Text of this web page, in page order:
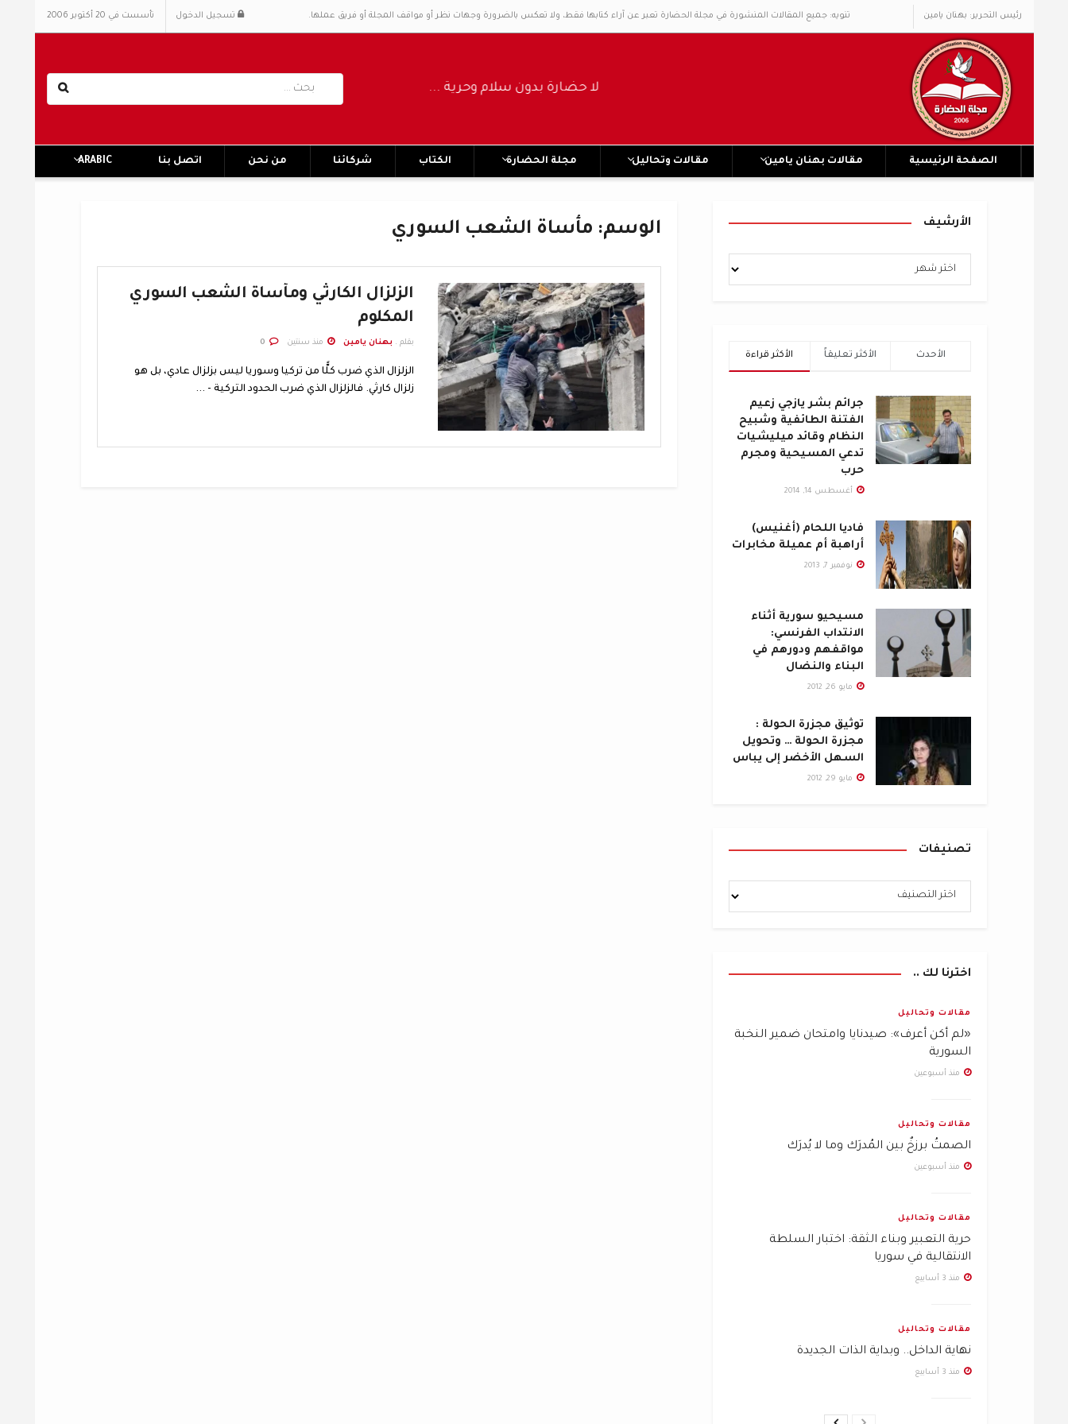
رئيس التحرير: بهنان يامين تنويه: جميع المقالات المنشورة في مجلة الحضارة تعبر عن آراء كتابها فقط، ولا تعكس بالضرورة وجهات نظر أو مواقف المجلة أو فريق عملها. تسجيل الدخول تأسست في 20 أكتوبر 2006
لا حضارة بدون سلام وحرية ..... No civilization without peace and freedom
الصفحة الرئيسية مقالات بهنان يامين مقالات وتحاليل مجلة الحضارة الكتاب شركائنا من نحن اتصل بنا ARABIC
الوسم: مأساة الشعب السوري
الزلزال الكارثي ومأساة الشعب السوري
المكلوم
بقلم . بهنان يامين منذ سنتين
الزلزال الذي ضرب كلًّا من تركيا وسوريا ليس بزلزال عادي، بل هو
زلزال كارثي. فالزلزال الذي ضرب الحدود التركية - ...
الأرشيف
الأكثر قراءة الأكثر تعليقاً الأحدث
جرائم بشر يازجي زعيم
الفتنة الطائفية وشبيح
النظام وقائد ميليشيات
تدعي المسيحية ومجرم
حرب
أغسطس 14, 2014
فاديا اللحام (أغنيس)
أراهبة أم عميلة مخابرات
نوفمبر 7, 2013
مسيحيو سورية أثناء
الانتداب الفرنسي:
مواقفهم ودورهم في
البناء والنضال
مايو 26, 2012
توثيق مجزرة الحولة :
مجزرة الحولة … وتحويل
السهل الأخضر إلى يباس
مايو 29, 2012
تصنيفات
اخترنا لك ..
مقالات وتحاليل
«لم أكن أعرف»: صيدنايا وامتحان ضمير النخبة
السورية
منذ أسبوعين
مقالات وتحاليل
الصمتُ برزخٌ بين المُدرَك وما لا يُدرَك
منذ أسبوعين
مقالات وتحاليل
حرية التعبير وبناء الثقة: اختبار السلطة
الانتقالية في سوريا
منذ 3 أسابيع
مقالات وتحاليل
نهاية الداخل.. وبداية الذات الجديدة
منذ 3 أسابيع